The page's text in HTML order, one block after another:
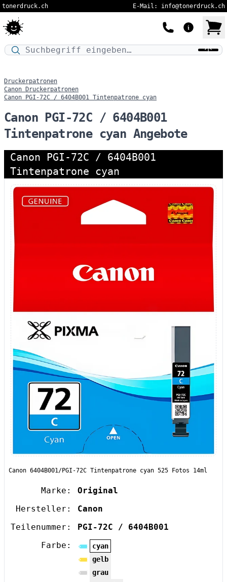
tonerdruck.ch E-Mail: info@tonerdruck.ch
Druckermodell oder Produktnamen eingeben…
Druckerpatronen
Canon Druckerpatronen
Canon PGI-72C / 6404B001 Tintenpatrone cyan
Canon PGI-72C / 6404B001
Tintenpatrone cyan Angebote
Canon PGI-72C / 6404B001
Tintenpatrone cyan
Canon 6404B001/PGI-72C Tintenpatrone cyan 525 Fotos 14ml
Marke:
Original
Hersteller:
Canon
Teilenummer:
PGI-72C / 6404B001
Farbe:
cyan
gelb
grau